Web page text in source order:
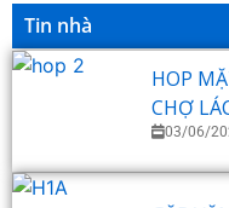
Tin nhà
HOP
CHỢ
03/06/